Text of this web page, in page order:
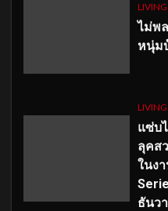
LIVING
ไม่พ
หนุ่ม
LIVING
แซ่บ
ลุคส
ในง
ธันว